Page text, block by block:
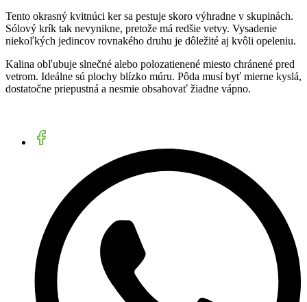
Tento okrasný kvitnúci ker sa pestuje skoro výhradne v skupinách.
Sólový krík tak nevynikne, pretože má redšie vetvy. Vysadenie
niekoľkých jedincov rovnakého druhu je dôležité aj kvôli opeleniu.
Kalina obľubuje slnečné alebo polozatienené miesto chránené pred
vetrom. Ideálne sú plochy blízko múru. Pôda musí byť mierne kyslá,
dostatočne priepustná a nesmie obsahovať žiadne vápno.